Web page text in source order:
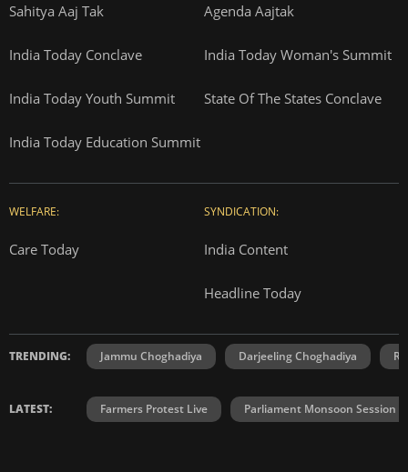
Sahitya Aaj Tak Agenda Aajtak
India Today Conclave India Today Woman's Summit
India Today Youth Summit State Of The States Conclave
India Today Education Summit
WELFARE:
Care Today
SYNDICATION:
India Content
Headline Today
TRENDING: Jammu Choghadiya Darjeeling Choghadiya
LATEST: Farmers Protest Live Parliament Monsoon Session